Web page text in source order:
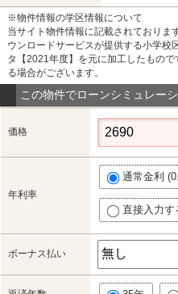
※物件情報の学区情報について
当サイト物件情報に記載されておりま
ウンロードサービスが提供する小学校
タ【2021年度】を元に加工したもの
る場合がございます。
この物件でローンシミュレー
価格
年利率
通常金利
直接入力す
ボーナス払い